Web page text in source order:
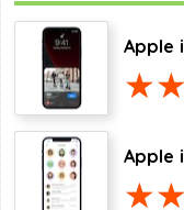
Apple
Apple